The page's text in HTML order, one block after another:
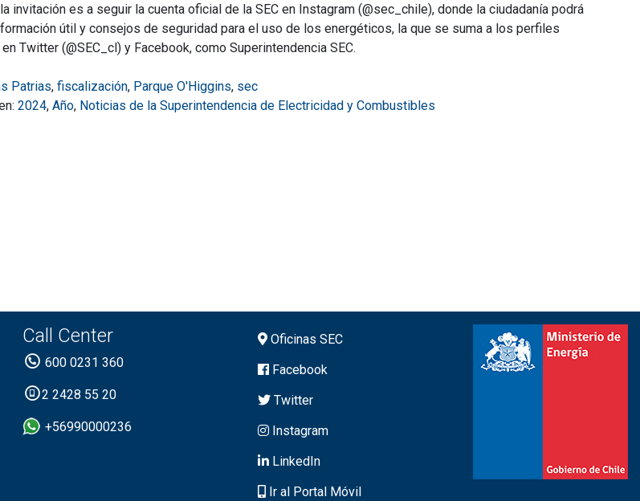
invitación es a seguir la cuenta oficial de la SEC en Instagram (@sec_chile), donde la ciudadanía podrá
útil y consejos de seguridad para el uso de los energéticos, la que se suma a los perfiles
Twitter (@SEC_cl) y Facebook, como Superintendencia SEC.
Patrias, fiscalización, Parque O'Higgins, sec
2024, Año, Noticias de la Superintendencia de Electricidad y Combustibles
Call Center
600 0231 360
2 2428 55 20
+56990000236
Oficinas SEC
Facebook
Twitter
Instagram
LinkedIn
Ir al Portal Móvil